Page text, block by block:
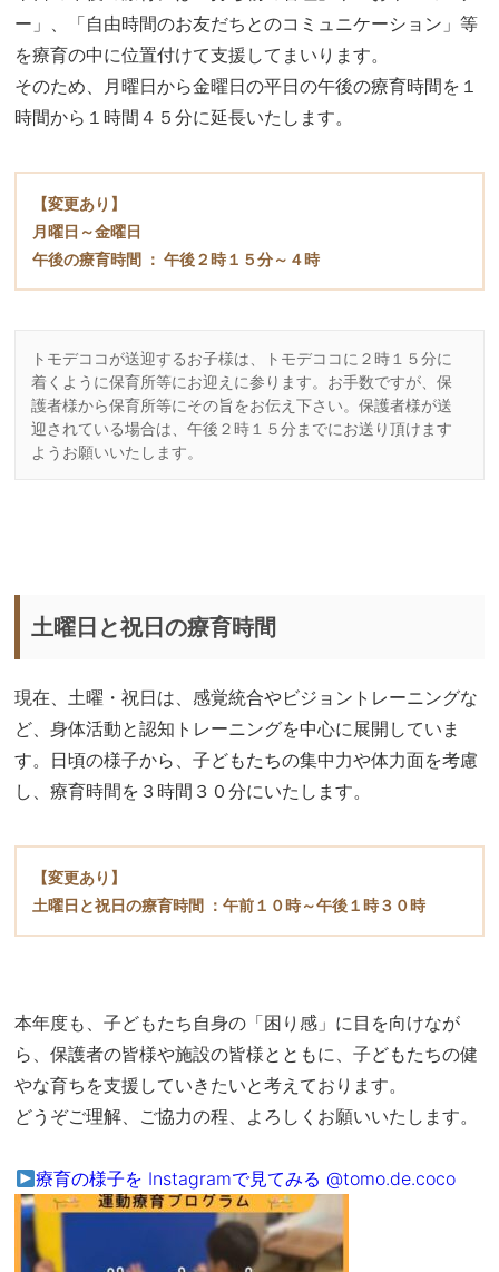
ー」、「自由時間のお友だちとのコミュニケーション」等
を療育の中に位置付けて支援してまいります。
そのため、月曜日から金曜日の平日の午後の療育時間を１
時間から１時間４５分に延長いたします。
【変更あり】
月曜日～金曜日
午後の療育時間 ： 午後２時１５分～４時
トモデココが送迎するお子様は、トモデココに２時１５分に
着くように保育所等にお迎えに参ります。お手数ですが、保
護者様から保育所等にその旨をお伝え下さい。保護者様が送
迎されている場合は、午後２時１５分までにお送り頂けます
ようお願いいたします。
土曜日と祝日の療育時間
現在、土曜・祝日は、感覚統合やビジョントレーニングな
ど、身体活動と認知トレーニングを中心に展開していま
す。日頃の様子から、子どもたちの集中力や体力面を考慮
し、療育時間を３時間３０分にいたします。
【変更あり】
土曜日と祝日の療育時間 ：午前１０時～午後１時３０時
本年度も、子どもたち自身の「困り感」に目を向けなが
ら、保護者の皆様や施設の皆様とともに、子どもたちの健
やな育ちを支援していきたいと考えております。
どうぞご理解、ご協力の程、よろしくお願いいたします。
療育の様子を Instagramで見てみる @tomo.de.coco